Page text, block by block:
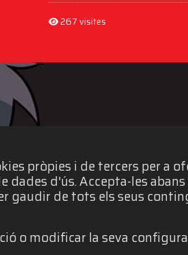
267 visites
pròpies i de tercers per a
dades d'ús. Accepta-les
gaudir de tots els seus
o modificar la seva